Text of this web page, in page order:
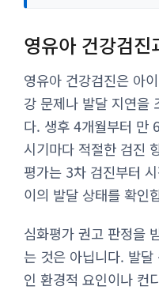
영유아 건강검진
영유아 건강검진은 아
강 문제나 발달 지연을
다. 생후 4개월부터 만
시기마다 적절한 검진
평가는 3차 검진부터
이의 발달 상태를 확인
심화평가 권고 판정을
는 것은 아닙니다. 발
인 환경적 요인이나 컨